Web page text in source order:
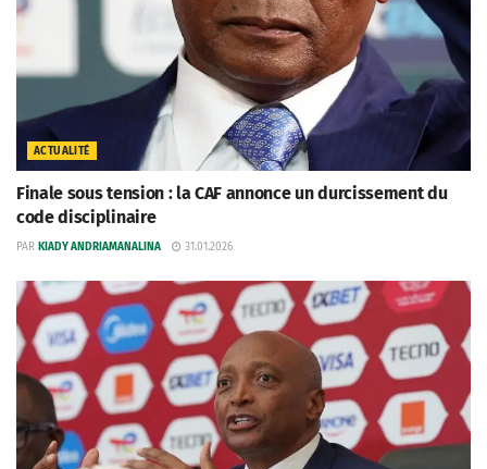
ACTUALITÉ
Finale sous tension : la CAF annonce un durcissement du
code disciplinaire
PAR KIADY ANDRIAMANALINA 31.01.2026